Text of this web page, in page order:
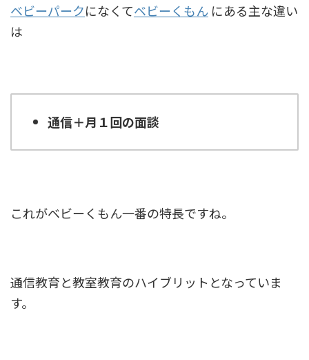
ベビーパークになくてベビーくもん にある主な違い
は
通信＋月１回の面談
これがベビーくもん一番の特長ですね。
通信教育と教室教育のハイブリットとなっていま
す。